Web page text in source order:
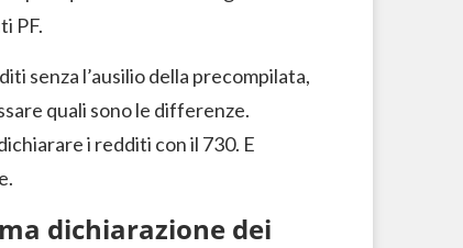
PF.
senza l’ausilio della precompilata,
quali sono le differenze.
i redditi con il 730. E
dichiarazione dei